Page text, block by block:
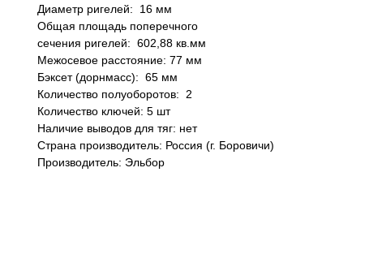
Диаметр ригелей: 16 мм
Общая площадь поперечного
сечения ригелей: 602,88 кв.мм
Межосевое расстояние: 77 мм
Бэксет (дорнмасс): 65 мм
Количество полуоборотов: 2
Количество ключей: 5 шт
Наличие выводов для тяг: нет
Страна производитель: Россия (г. Боровичи)
Производитель: Эльбор